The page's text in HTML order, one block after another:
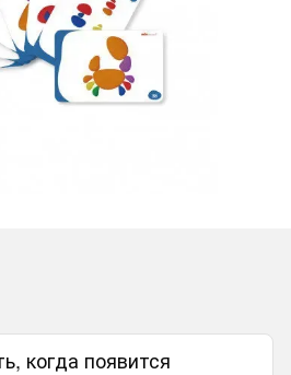
когда появится